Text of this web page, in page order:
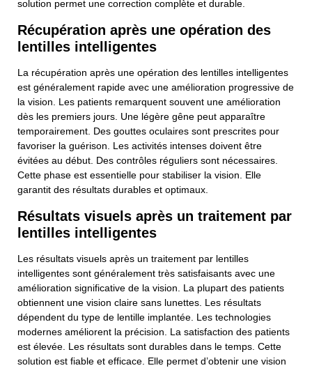
solution permet une correction complète et durable.
Récupération après une opération des
lentilles intelligentes
La récupération après une opération des lentilles intelligentes
est généralement rapide avec une amélioration progressive de
la vision. Les patients remarquent souvent une amélioration
dès les premiers jours. Une légère gêne peut apparaître
temporairement. Des gouttes oculaires sont prescrites pour
favoriser la guérison. Les activités intenses doivent être
évitées au début. Des contrôles réguliers sont nécessaires.
Cette phase est essentielle pour stabiliser la vision. Elle
garantit des résultats durables et optimaux.
Résultats visuels après un traitement par
lentilles intelligentes
Les résultats visuels après un traitement par lentilles
intelligentes sont généralement très satisfaisants avec une
amélioration significative de la vision. La plupart des patients
obtiennent une vision claire sans lunettes. Les résultats
dépendent du type de lentille implantée. Les technologies
modernes améliorent la précision. La satisfaction des patients
est élevée. Les résultats sont durables dans le temps. Cette
solution est fiable et efficace. Elle permet d’obtenir une vision